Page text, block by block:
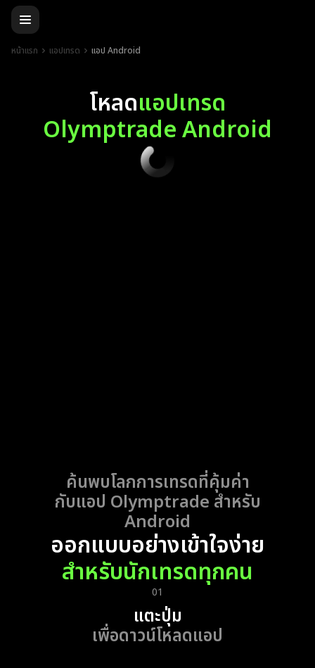
หน้าแรก แอปเทรด แอป Android
โหลดแอปเทรด
Olymptrade Android
ค้นพบโลกการเทรดที่คุ้มค่า
กับแอป Olymptrade สำหรับ
Android
ออกแบบอย่างเข้าใจง่าย
สำหรับนักเทรดทุกคน
01
แตะปุ่ม
เพื่อดาวน์โหลดแอป